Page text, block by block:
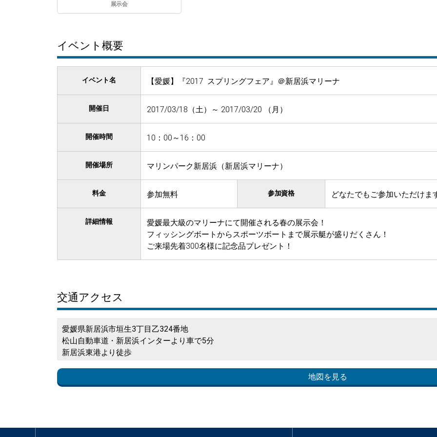
展示会
イベント概要
イベント名 【愛媛】『2017 スプリングフェア』＠新居浜マリーナ
開催日 2017/03/18（土）～ 2017/03/20 （月）
開催時間 10：00～16：00
開催場所 マリンパーク新居浜（新居浜マリーナ）
料金 参加無料 参加資格 どなたでもご参加いただけま
詳細情報
愛媛最大級のマリーナにて開催される春の展示会！
フィッシングボートからスポーツボートまで展示艇が盛りだくさん！
ご来場先着300名様に記念品プレゼント！
交通アクセス
愛媛県新居浜市垣生3丁目乙324番地
松山自動車道・新居浜インターより車で5分
新居浜東港より徒歩
地図を見る